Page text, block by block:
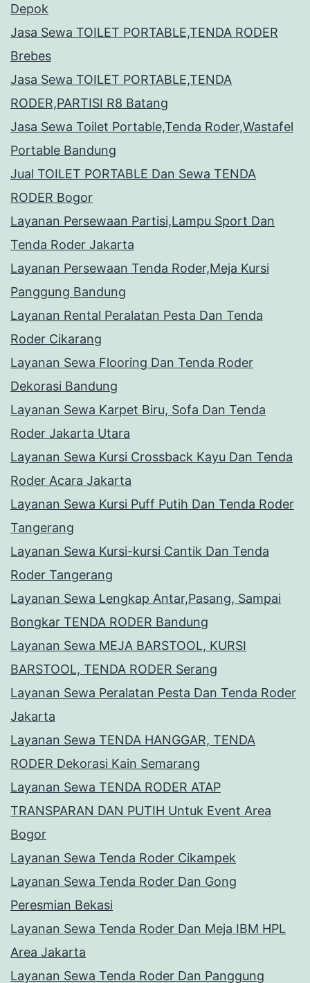
Depok
Jasa Sewa TOILET PORTABLE,TENDA RODER
Brebes
Jasa Sewa TOILET PORTABLE,TENDA
RODER,PARTISI R8 Batang
Jasa Sewa Toilet Portable,Tenda Roder,Wastafel
Portable Bandung
Jual TOILET PORTABLE Dan Sewa TENDA
RODER Bogor
Layanan Persewaan Partisi,Lampu Sport Dan
Tenda Roder Jakarta
Layanan Persewaan Tenda Roder,Meja Kursi
Panggung Bandung
Layanan Rental Peralatan Pesta Dan Tenda
Roder Cikarang
Layanan Sewa Flooring Dan Tenda Roder
Dekorasi Bandung
Layanan Sewa Karpet Biru, Sofa Dan Tenda
Roder Jakarta Utara
Layanan Sewa Kursi Crossback Kayu Dan Tenda
Roder Acara Jakarta
Layanan Sewa Kursi Puff Putih Dan Tenda Roder
Tangerang
Layanan Sewa Kursi-kursi Cantik Dan Tenda
Roder Tangerang
Layanan Sewa Lengkap Antar,Pasang, Sampai
Bongkar TENDA RODER Bandung
Layanan Sewa MEJA BARSTOOL, KURSI
BARSTOOL, TENDA RODER Serang
Layanan Sewa Peralatan Pesta Dan Tenda Roder
Jakarta
Layanan Sewa TENDA HANGGAR, TENDA
RODER Dekorasi Kain Semarang
Layanan Sewa TENDA RODER ATAP
TRANSPARAN DAN PUTIH Untuk Event Area
Bogor
Layanan Sewa Tenda Roder Cikampek
Layanan Sewa Tenda Roder Dan Gong
Peresmian Bekasi
Layanan Sewa Tenda Roder Dan Meja IBM HPL
Area Jakarta
Layanan Sewa Tenda Roder Dan Panggung